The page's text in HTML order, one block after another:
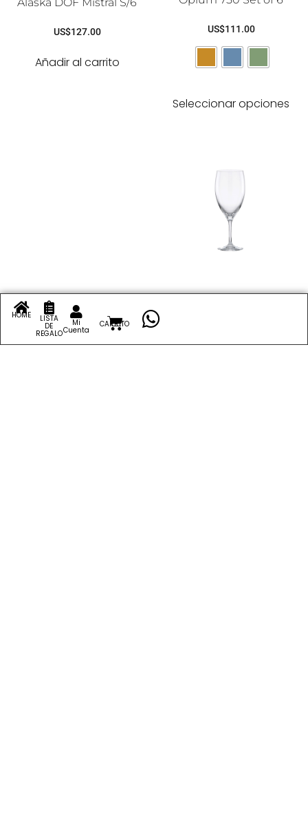
HOME LISTA
DE
REGALO
Mi
Cuenta
CARRITO
US$127.00
Añadir al carrito
US$111.00
Seleccionar opciones
Opium 750 Multicolor S/6
US$135.00